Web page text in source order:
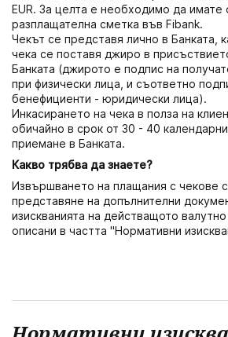
EUR. За целта е необходимо да имате
разплащателна сметка във Fibank.
Чекът се представя лично в Банката,
чека се поставя джиро в
Банката (джирото е подпис на
при физически лица, и съответно
бенефициенти - юридически лица).
Инкасирането на чека в полза на
обичайно в срок от 30 - 40
приемане в Банката.
Какво трябва да знаете?
Извършването на плащания с чекове
представяне на допълнителни
изискванията на действащото валутно
описани в частта "Нормативни